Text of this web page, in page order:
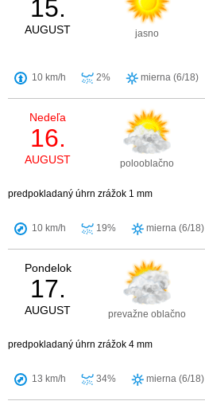
15.
AUGUST jasno
10 km/h 2% mierna (6/18)
Nedeľa
16.
AUGUST polooblačno
predpokladaný úhrn zrážok 1 mm
10 km/h 19% mierna (6/18)
Pondelok
17.
AUGUST prevažne oblačno
predpokladaný úhrn zrážok 4 mm
13 km/h 34% mierna (6/18)